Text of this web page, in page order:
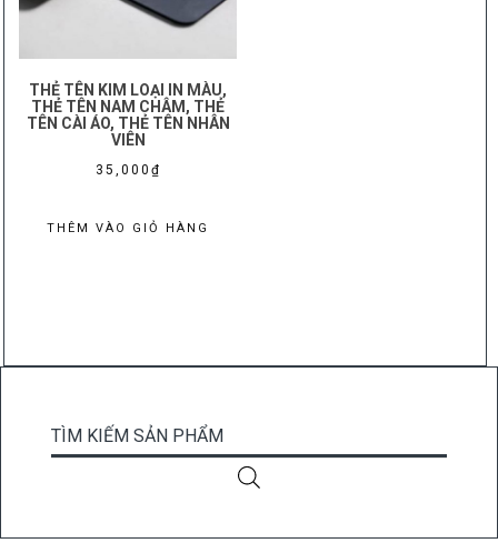
THẺ TÊN KIM LOẠI IN MÀU,
THẺ TÊN NAM CHÂM, THẺ
TÊN CÀI ÁO, THẺ TÊN NHÂN
VIÊN
35,000 ₫
THÊM VÀO GIỎ HÀNG
TÌM KIẾM SẢN PHẨM